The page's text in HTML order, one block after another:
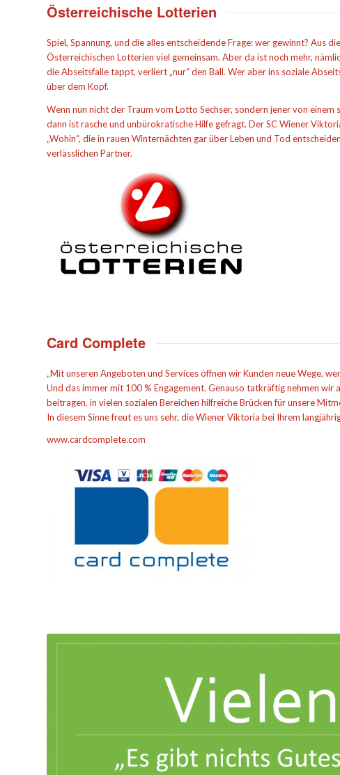
Österreichische Lotterien
Spiel, Spannung, und die alles entscheidende Frage: wer gewinnt? Aus
Österreichischen Lotterien viel gemeinsam. Aber da ist noch mehr,
die Abseitsfalle tappt, verliert „nur“ den Ball. Wer aber ins soziale
über dem Kopf.
Wenn nun nicht der Traum vom Lotto Sechser, sondern jener von
dann ist rasche und unbürokratische Hilfe gefragt. Der SC Wiener
„Wohin“, die in rauen Winternächten gar über Leben und Tod
verlässlichen Partner.
Card Complete
„Mit unseren Angeboten und Services öffnen wir Kunden neue Wege,
Und das immer mit 100 % Engagement. Genauso tatkräftig nehmen
beitragen, in vielen sozialen Bereichen hilfreiche Brücken für unsere
In diesem Sinne freut es uns sehr, die Wiener Viktoria bei Ihrem
www.cardcomplete.com